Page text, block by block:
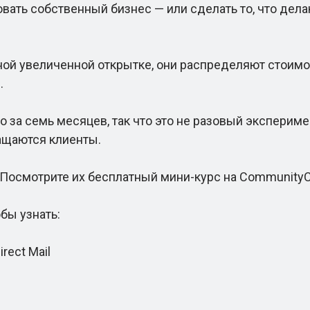
собственный бизнес — или сделать то, что
увеличенной открытке, они распределяют
семь месяцев, так что это не разовый
клиенты.
их бесплатный мини-курс на
узнать:
Mail